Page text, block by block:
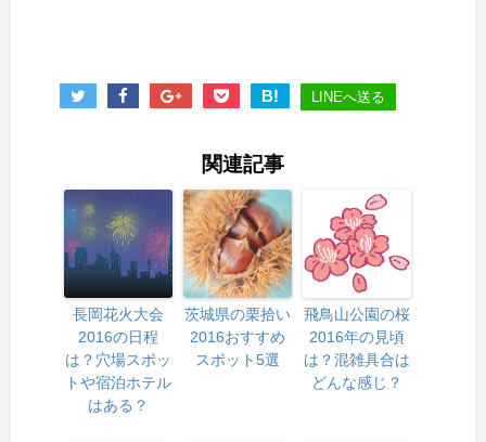
B! LINEへ送る
関連記事
長岡花火大会
2016の日程
は？穴場スポッ
トや宿泊ホテル
はある？
茨城県の栗拾い
2016おすすめ
スポット5選
飛鳥山公園の桜
2016年の見頃
は？混雑具合は
どんな感じ？